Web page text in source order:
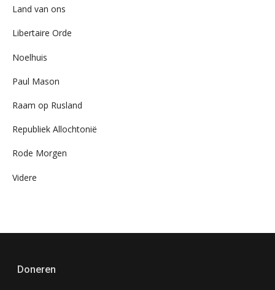
Land van ons
Libertaire Orde
Noelhuis
Paul Mason
Raam op Rusland
Republiek Allochtonië
Rode Morgen
Videre
Doneren